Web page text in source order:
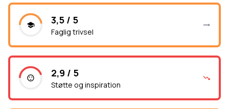
3,5 / 5
Faglig trivsel
2,9 / 5
Støtte og inspiration